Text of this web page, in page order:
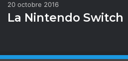
20 octobre 2016
La Nintendo Switch